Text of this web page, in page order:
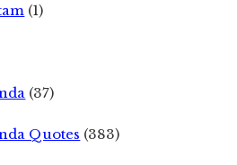
(1)
(37)
Quotes (383)